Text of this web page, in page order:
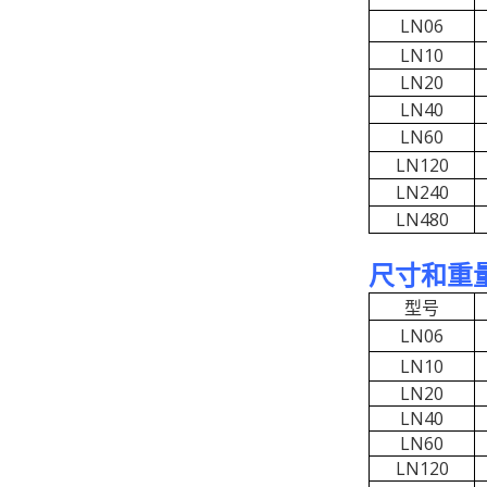
LN06
LN10
LN20
LN40
LN60
LN120
LN240
LN480
尺寸和重
型号
LN06
LN10
LN20
LN40
LN60
LN120